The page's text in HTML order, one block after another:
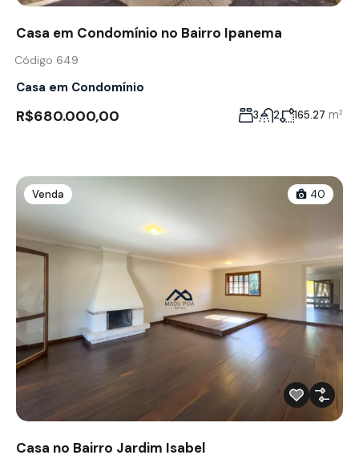
Casa em Condomínio no Bairro Ipanema
Código 649
Casa em Condomínio
R$680.000,00 3 2 165.27 m²
Venda 40
Casa no Bairro Jardim Isabel